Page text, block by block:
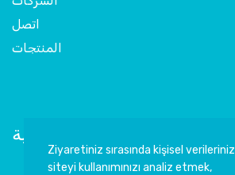
اتصل
المنتجات
اشترك في النشرة الإخبارية
Ziyaretiniz sırasında kişisel verileriniz
siteyi kullanımınızı analiz etmek,